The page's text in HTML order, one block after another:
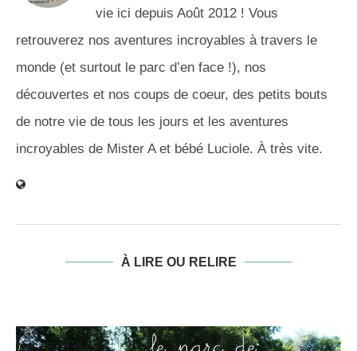
vie ici depuis Août 2012 ! Vous
retrouverez nos aventures incroyables à travers le
monde (et surtout le parc d’en face !), nos
découvertes et nos coups de coeur, des petits bouts
de notre vie de tous les jours et les aventures
incroyables de Mister A et bébé Luciole. À très vite.
À LIRE OU RELIRE